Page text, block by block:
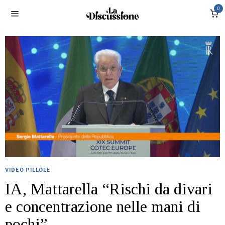
0
VIDEO PILLOLE
IA, Mattarella “Rischi da divari
e concentrazione nelle mani di